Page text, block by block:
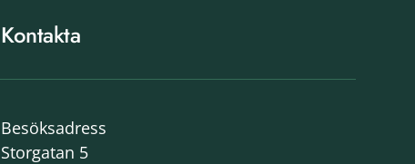
Kontakta
Besöksadress
Storgatan 5